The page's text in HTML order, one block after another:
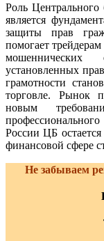
Роль
является
защиты прав
помогает
установленных
грамотности
торговле. Рынок
новым
России ЦБ
финансовой сфере
Не забываем